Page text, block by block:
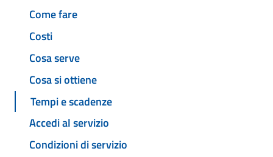
Come fare
Costi
Cosa serve
Cosa si ottiene
Tempi e scadenze
Accedi al servizio
Condizioni di servizio